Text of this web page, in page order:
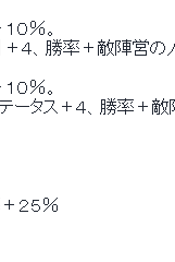
％。
、勝率＋敵陣営の
　　　　　　　　　
タス＋４、勝率＋
２５％